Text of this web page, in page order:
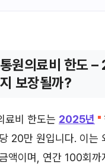
원의료비 한도 –
보장될까?
료비 한도는 2025년
20만 원입니다. 이는
액이며, 연간 100회까